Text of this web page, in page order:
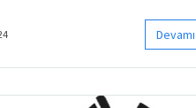
Devamı